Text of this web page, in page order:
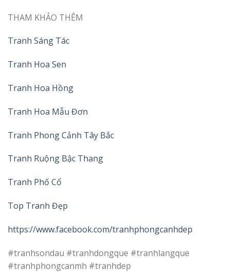
THAM KHẢO THÊM
Tranh Sáng Tác
Tranh Hoa Sen
Tranh Hoa Hồng
Tranh Hoa Mẫu Đơn
Tranh Phong Cảnh Tây Bắc
Tranh Ruộng Bậc Thang
Tranh Phố Cổ
Top Tranh Đẹp
https://www.facebook.com/tranhphongcanhdep
#tranhsondau #tranhdongque #tranhlangque
#tranhphongcanmh #tranhdep